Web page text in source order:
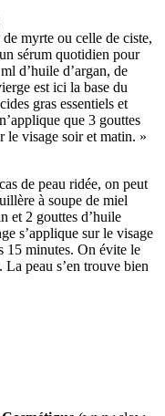
myrte ou celle de ciste,
sérum quotidien pour
d’huile d’argan, de
est ici la base du
gras essentiels et
que 3 gouttes
le visage soir et matin. »
de peau ridée, on peut
à soupe de miel
et 2 gouttes d’huile
s’applique sur le visage
15 minutes. On évite le
peau s’en trouve bien